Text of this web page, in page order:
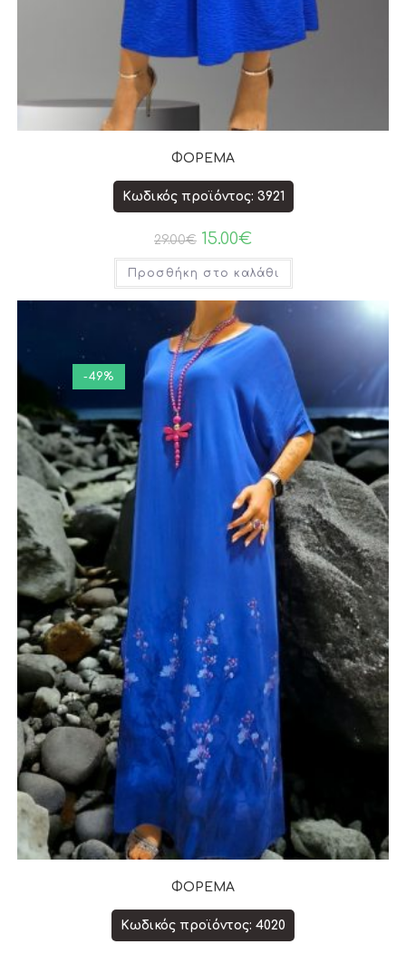
ΦΟΡΕΜΑ
Κωδικός προϊόντος: 3921
29.00€ 15.00€
Προσθήκη στο καλάθι
-49%
ΦΟΡΕΜΑ
Κωδικός προϊόντος: 4020